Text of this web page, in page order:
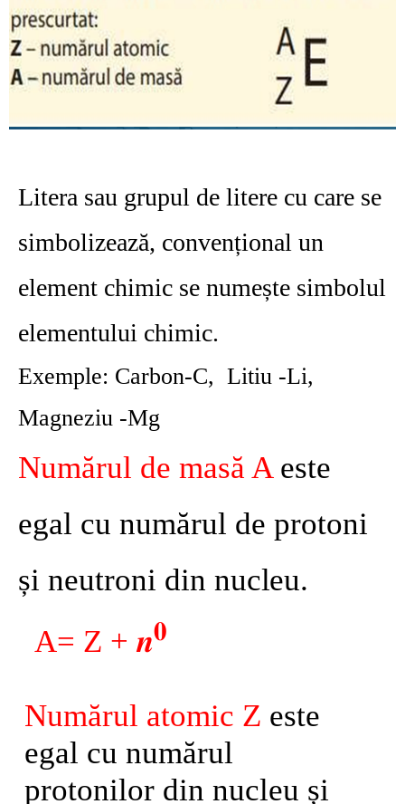
Litera sau grupul de litere cu care se
simbolizează, convențional un
element chimic se numește simbolul
elementului chimic.
Exemple: Carbon-C, Litiu -Li,
Magneziu -Mg
Numărul de masă A este
egal cu numărul de protoni
și neutroni din nucleu.
A= Z + 𝒏𝟎
Numărul atomic Z este
egal cu numărul
protonilor din nucleu și